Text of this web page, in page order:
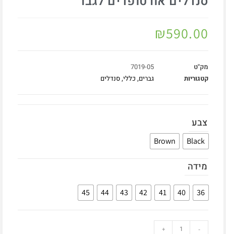
₪590.00
מק"ט
7019-05
קטגוריות
גברים, כללי,סנדלים
צבע
Black
Brown
מידה
36
40
41
42
43
44
45
-
+